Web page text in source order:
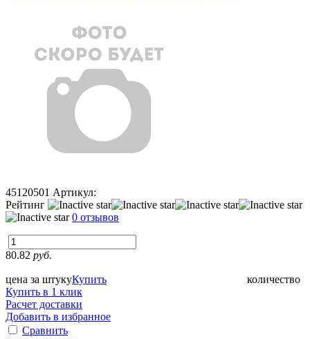
45120501 Артикул:
Рейтинг
0 отзывов
80.82 руб.
цена за штуку количество
Купить
Купить в 1 клик
Расчет доставки
Добавить в избранное
Сравнить